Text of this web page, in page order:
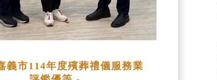
義市114年度殯葬禮儀服務業